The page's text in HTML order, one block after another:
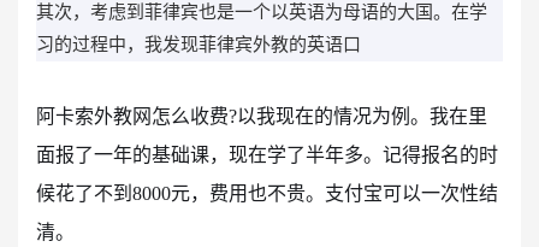
其次，考虑到菲律宾也是一个以英语为母语的大国。在学
习的过程中，我发现菲律宾外教的英语口
阿卡索外教网怎么收费?以我现在的情况为例。我在里
面报了一年的基础课，现在学了半年多。记得报名的时
候花了不到8000元，费用也不贵。支付宝可以一次性结
清。